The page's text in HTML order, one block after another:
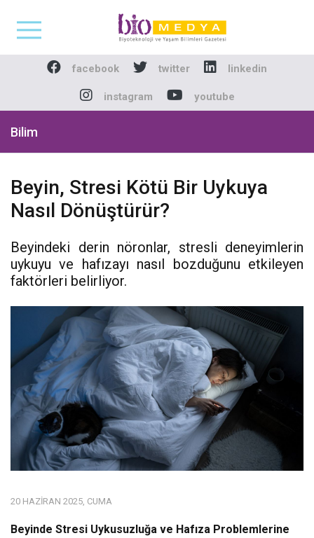
Biomedya -
facebook twitter linkedin
instagram youtube
Bilim
Beyin, Stresi Kötü Bir Uykuya
Nasıl Dönüştürür?
Beyindeki derin nöronlar, stresli deneyimlerin
uykuyu ve hafızayı nasıl bozduğunu etkileyen
faktörleri belirliyor.
20 HAZIRAN 2025, CUMA
Beyinde Stresi Uykusuzluğa ve Hafıza Problemlerine